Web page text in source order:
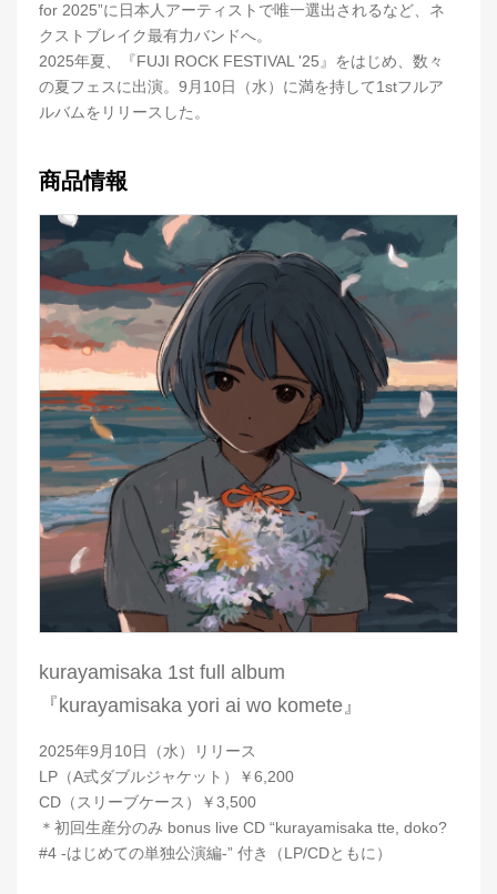
for 2025”に⽇本⼈アーティストで唯⼀選出されるなど、ネ
クストブレイク最有⼒バンドへ。
2025年夏、『FUJI ROCK FESTIVAL '25』をはじめ、数々
の夏フェスに出演。9月10日（水）に満を持して1stフルア
ルバムをリリースした。
商品情報
kurayamisaka 1st full album
『kurayamisaka yori ai wo komete』
2025年9月10日（水）リリース
LP（A式ダブルジャケット）￥6,200
CD（スリーブケース）￥3,500
＊初回生産分のみ bonus live CD “kurayamisaka tte, doko?
#4 -はじめての単独公演編-” 付き（LP/CDともに）